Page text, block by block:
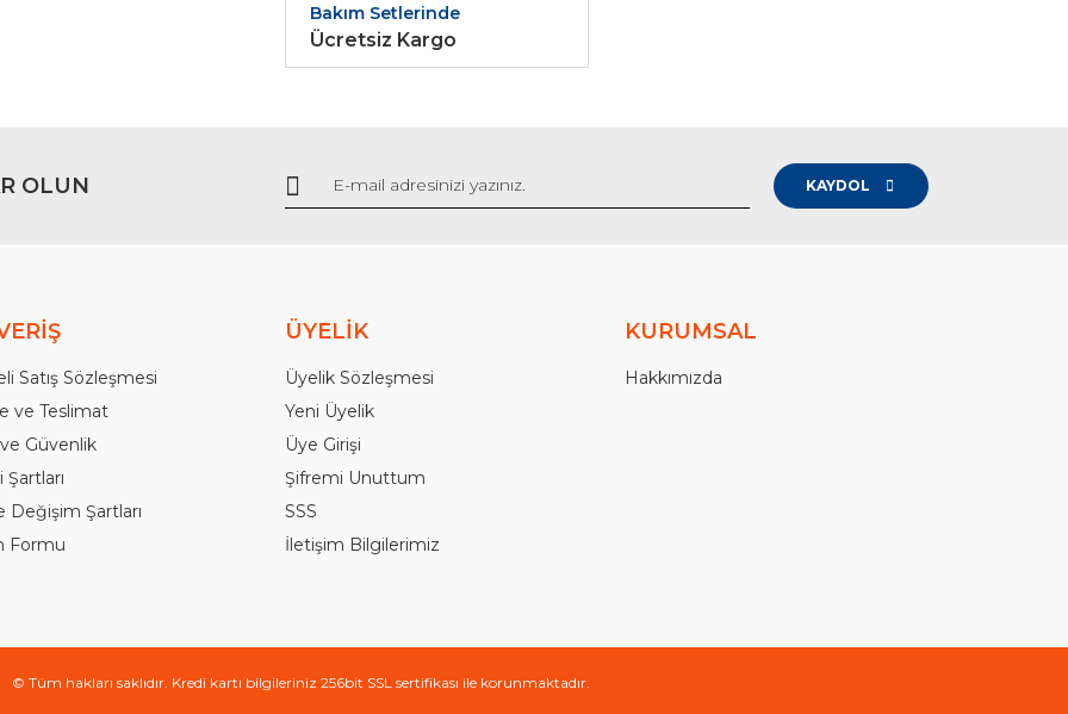
Gönder
Bakım Setlerinde
Ücretsiz Kargo
OLUN KAYDOL
Satış Sözleşmesi
ve Teslimat
Güvenlik
Şartları
Değişim Şartları
Formu
ÜYELİK
Üyelik Sözleşmesi
Yeni Üyelik
Üye Girişi
Şifremi Unuttum
SSS
İletişim Bilgilerimiz
KURUMSAL
Hakkımızda
© Tüm hakları saklıdır. Kredi kartı bilgileriniz 256bit SSL sertifikası ile korunmaktadır.